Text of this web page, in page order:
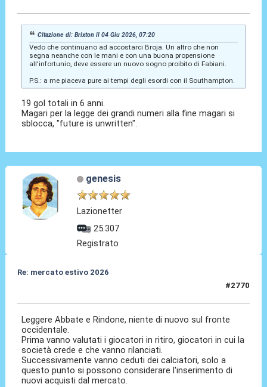
Citazione di: Brixton il 04 Giu 2026, 07:20
Vedo che continuano ad accostarci Broja. Un altro che non
segna neanche con le mani e con una buona propensione
all'infortunio, deve essere un nuovo sogno proibito di Fabiani.
P.S.: a me piaceva pure ai tempi degli esordi con il Southampton.
19 gol totali in 6 anni.
Magari per la legge dei grandi numeri alla fine magari si
sblocca, "future is unwritten".
genesis
Lazionetter
25.307
Registrato
Re: mercato estivo 2026
#2770
Leggere Abbate e Rindone, niente di nuovo sul fronte
occidentale.
Prima vanno valutati i giocatori in ritiro, giocatori in cui la
società crede e che vanno rilanciati.
Successivamente vanno ceduti dei calciatori, solo a
questo punto si possono considerare l'inserimento di
nuovi acquisti dal mercato.